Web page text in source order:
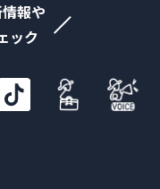
報や
ック